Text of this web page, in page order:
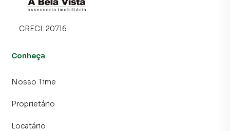
CRECI: 20716
Conheça
Nosso Time
Proprietário
Locatário